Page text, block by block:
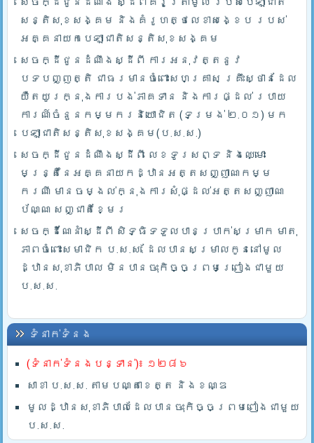
សន្តិសុខសង្គម និងគំរូហត្ថលេខាសង្ខេប របស់
អគ្គនាយកបេឡាជាតិសន្តិសុខសង្គម
សេចក្ដីជូនដំណឹងស្ដីពី ការអនុវត្តនូវ
បទបញ្ញត្តិ ជាធរមានចំពោះសហគ្រាស គ្រឹះស្ថានដែល
យឺតយូរក្នុងការបង់ភាគទាន និងការផ្ដល់ របាយ
ការណ៍ចំនួនកម្មករនិយោជិត (ទម្រង់ ២.០១) មក
បេឡាជាតិសន្តិសុខសង្គម(ប.ស.ស.)
សេចក្ដីជូនដំណឹងស្ដីពី លេខទូរសព្ទ និងឈ្មោះ
មន្រ្តីនៃអគ្គនាយកដ្ឋានអត្តសញ្ញាណកម្ម
ករណី មានចម្ងល់ក្នុងការសុំផ្ដល់អត្តសញ្ញាណ
ប័ណ្ណ សញ្ជាតិខ្មែរ
សេចក្ដីណែនាំស្ដីពី សិទ្ធិទទួលបានប្រាក់សម្រាក មាតុ
ភាពចំពោះសមាជិក ប.ស.ស. ដែលបានសម្រាលកូននៅមូល
ដ្ឋានសុខាភិបាល មិនបានចុះកិច្ចព្រមព្រៀងជាមួយ
ប.ស.ស.
ទំនាក់ទំនង
(ទំនាក់ទំនងបន្ទាន់)៖ ១២៨៦
សាខា ប.ស.ស. តាមបណ្តាខេត្ត និងខណ្ឌ
មូលដ្ឋានសុខាភិបាលដែលបានចុះកិច្ចព្រមពៀងជាមួយ
ប.ស.ស.